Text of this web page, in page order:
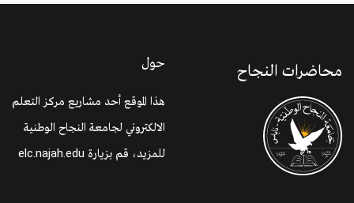
محاضرات النجاح حول
هذا الموقع أحد مشاريع مركز التعلم
الالكتروني لجامعة النجاح الوطنية
للمزيد، قم بزيارة elc.najah.edu